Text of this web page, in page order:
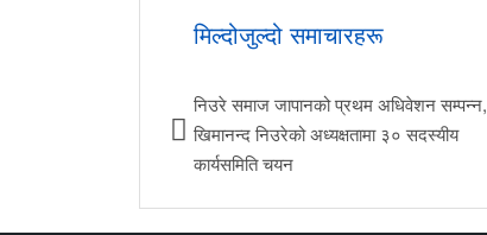
मिल्दोजुल्दो समाचारहरू
निउरे समाज जापानको प्रथम अधिवेशन सम्पन्न,
खिमानन्द निउरेको अध्यक्षतामा ३० सदस्यीय
कार्यसमिति चयन